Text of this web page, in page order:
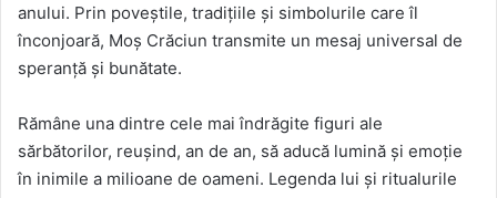
anului. Prin poveștile, tradițiile și simbolurile care îl
înconjoară, Moș Crăciun transmite un mesaj universal de
speranță și bunătate.
Rămâne una dintre cele mai îndrăgite figuri ale
sărbătorilor, reușind, an de an, să aducă lumină și emoție
în inimile a milioane de oameni. Legenda lui și ritualurile